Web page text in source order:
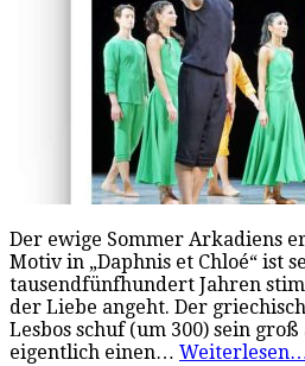
Der ewige Sommer Arkadiens
Motiv in „Daphnis et Chloé“ ist
tausendfünfhundert Jahren
der Liebe angeht. Der
Lesbos schuf (um 300) sein
eigentlich einen…